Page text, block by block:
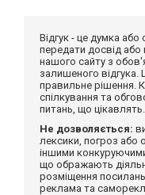
Відгук - це думка
передати досвід
нашого сайту з
залишеного
правильне рішення.
спілкування та
питань, що цікавлять.
Не дозволяється:
лексики, погроз або
іншими
що ображають
розміщення
реклама та